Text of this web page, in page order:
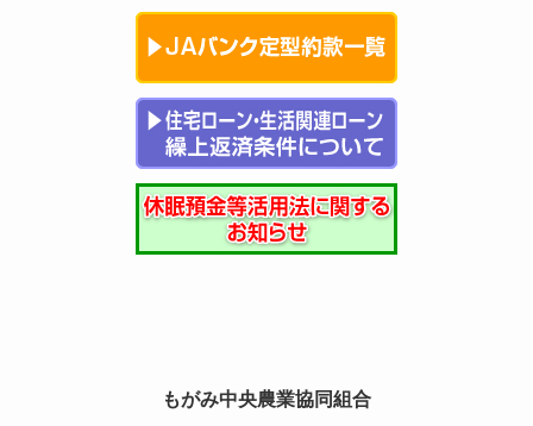
もがみ中央農業協同組合